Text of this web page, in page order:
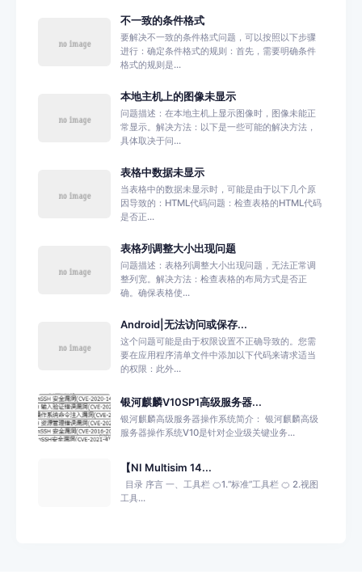
不一致的条件格式
要解决不一致的条件格式问题，可以按照以下步骤
进行：确定条件格式的规则：首先，需要明确条件
格式的规则是...
本地主机上的图像未显示
问题描述：在本地主机上显示图像时，图像未能正
常显示。解决方法：以下是一些可能的解决方法，
具体取决于问...
表格中数据未显示
当表格中的数据未显示时，可能是由于以下几个原
因导致的：HTML代码问题：检查表格的HTML代码
是否正...
表格列调整大小出现问题
问题描述：表格列调整大小出现问题，无法正常调
整列宽。解决方法：检查表格的布局方式是否正
确。确保表格使...
Android|无法访问或保存...
这个问题可能是由于权限设置不正确导致的。您需
要在应用程序清单文件中添加以下代码来请求适当
的权限：此外...
银河麒麟V10SP1高级服务器...
银河麒麟高级服务器操作系统简介： 银河麒麟高级
服务器操作系统V10是针对企业级关键业务...
【NI Multisim 14...
目录 序言 一、工具栏 🍊1.“标准”工具栏 🍊 2.视图
工具...